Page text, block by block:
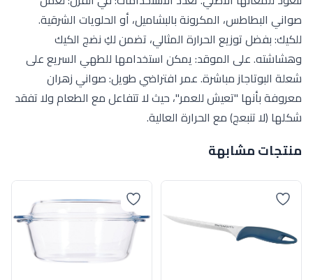
صواني البطاطس، المكرونة بالبشاميل، أو الحلويات الشرقية.
للكيك: بفضل توزيع الحرارة المثالي، تضمن لكِ نضج الكيك
وهشاشته. على الموقد: يمكن استخدامها للطهي السريع على
شعلة البوتاجاز مباشرة. عمر افتراضي طويل: صواني زهران
معروفة بأنها "تعيش للعمر"، حيث لا تتفاعل مع الطعام ولا تفقد
شكلها (لا تنبعج) مع الحرارة العالية.
منتجات مشابهة